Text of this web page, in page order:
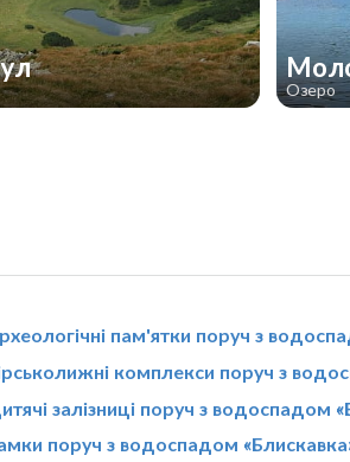
Озеро
пам'ятки поруч з
комплекси поруч з
залізниці поруч з водоспадом
поруч з водоспадом